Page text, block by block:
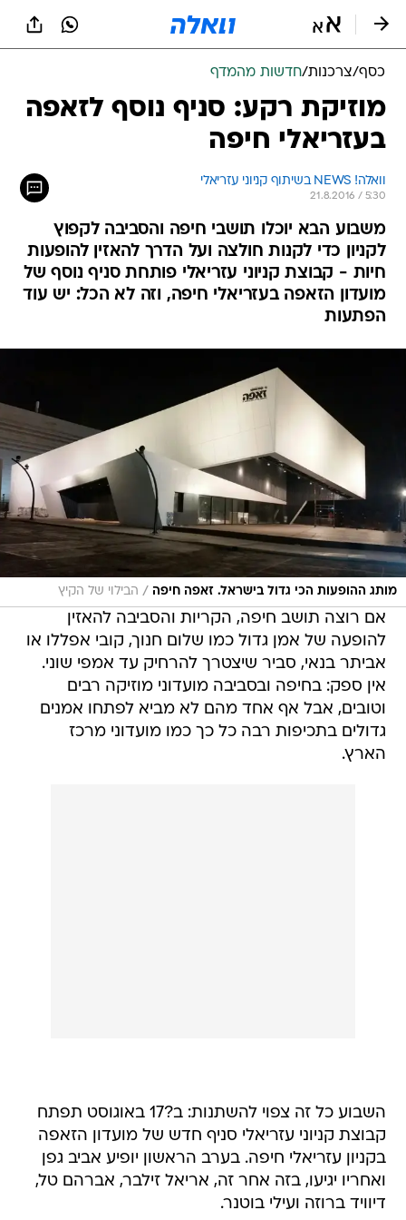
כסף/צרכנות/חדשות מהמדף
מוזיקת רקע: סניף נוסף לזאפה
בעזריאלי חיפה
וואלה! NEWS בשיתוף קניוני עזריאלי
21.8.2016 / 5:30
משבוע הבא יוכלו תושבי חיפה והסביבה לקפוץ
לקניון כדי לקנות חולצה ועל הדרך להאזין להופעות
חיות - קבוצת קניוני עזריאלי פותחת סניף נוסף של
מועדון הזאפה בעזריאלי חיפה, וזה לא הכל: יש עוד
הפתעות
מותג ההופעות הכי גדול בישראל. זאפה חיפה / הבילוי של הקיץ
אם רוצה תושב חיפה, הקריות והסביבה להאזין
להופעה של אמן גדול כמו שלום חנוך, קובי אפללו או
אביתר בנאי, סביר שיצטרך להרחיק עד אמפי שוני.
אין ספק: בחיפה ובסביבה מועדוני מוזיקה רבים
וטובים, אבל אף אחד מהם לא מביא לפתחו אמנים
גדולים בתכיפות רבה כל כך כמו מועדוני מרכז
הארץ.
השבוע כל זה צפוי להשתנות: ב?17 באוגוסט תפתח
קבוצת קניוני עזריאלי סניף חדש של מועדון הזאפה
בקניון עזריאלי חיפה. בערב הראשון יופיע אביב גפן
ואחריו יגיעו, בזה אחר זה, אריאל זילבר, אברהם טל,
דיוויד ברוזה ועילי בוטנר.